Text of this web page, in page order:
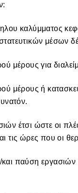
καλύμματος
μέσων
μέρους για
μέρους ή
έτσι ώστε οι
τις ώρες που οι
παύση εργασιών